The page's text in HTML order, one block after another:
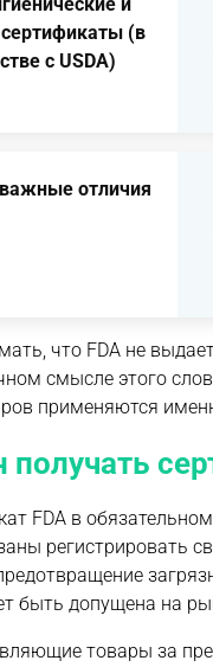
(в
с USDA)
отличия
что FDA не
смысле этого
применяются
FDA в
регистрировать
быть допущена на
товары за